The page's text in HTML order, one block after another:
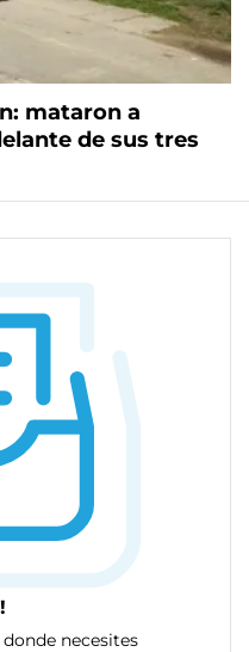
mataron a
de sus tres
necesites